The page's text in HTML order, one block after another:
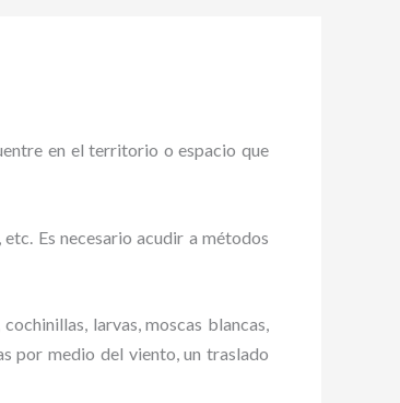
en el territorio o espacio que
Es necesario acudir a métodos
larvas, moscas blancas,
por medio del viento, un traslado